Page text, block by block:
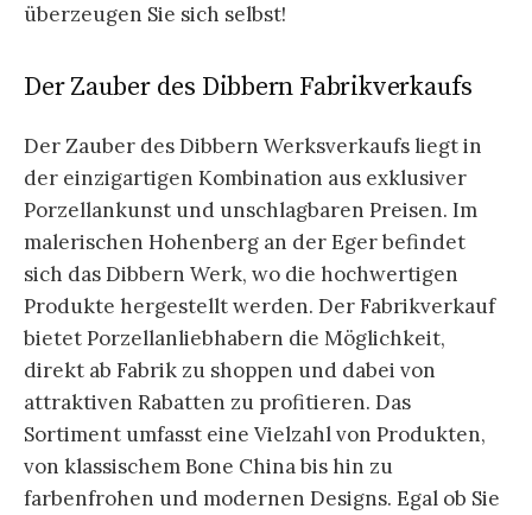
überzeugen Sie sich selbst!
Der Zauber des Dibbern Fabrikverkaufs
Der Zauber des Dibbern Werksverkaufs liegt in
der einzigartigen Kombination aus exklusiver
Porzellankunst und unschlagbaren Preisen. Im
malerischen Hohenberg an der Eger befindet
sich das Dibbern Werk, wo die hochwertigen
Produkte hergestellt werden. Der Fabrikverkauf
bietet Porzellanliebhabern die Möglichkeit,
direkt ab Fabrik zu shoppen und dabei von
attraktiven Rabatten zu profitieren. Das
Sortiment umfasst eine Vielzahl von Produkten,
von klassischem Bone China bis hin zu
farbenfrohen und modernen Designs. Egal ob Sie